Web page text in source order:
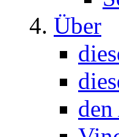
Über